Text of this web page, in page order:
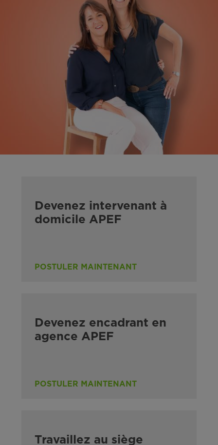
Devenez intervenant à
domicile APEF
POSTULER MAINTENANT
Devenez encadrant en
agence APEF
POSTULER MAINTENANT
Travaillez au siège